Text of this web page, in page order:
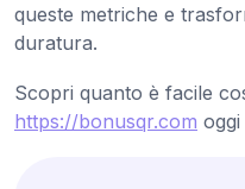
queste metriche e
duratura.
Scopri quanto è facile
https://bonusqr.com oggi